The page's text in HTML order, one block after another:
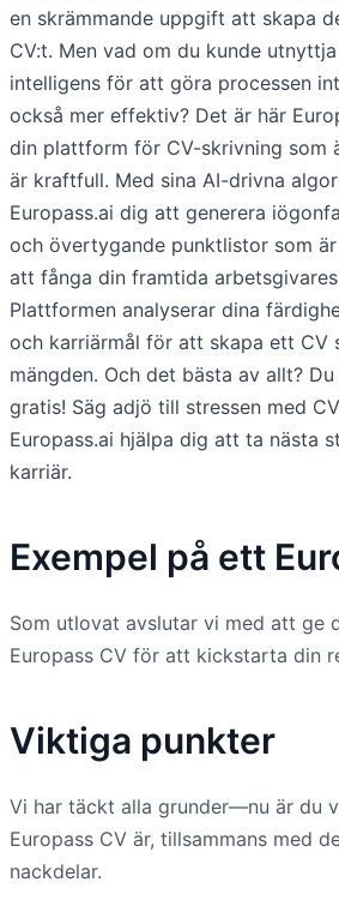
en skrämmande uppgift att skapa
CV:t. Men vad om du kunde
intelligens för att göra processen
också mer effektiv? Det är här
din plattform för CV-skrivning som
är kraftfull. Med sina AI-drivna
Europass.ai dig att generera
och övertygande punktlistor som
att fånga din framtida
Plattformen analyserar dina
och karriärmål för att skapa ett CV
mängden. Och det bästa av allt?
gratis! Säg adjö till stressen med
Europass.ai hjälpa dig att ta nästa
karriär.
Exempel på ett
Som utlovat avslutar vi med att ge
Europass CV för att kickstarta din
Viktiga punkter
Vi har täckt alla grunder—nu är du
Europass CV är, tillsammans med
nackdelar.